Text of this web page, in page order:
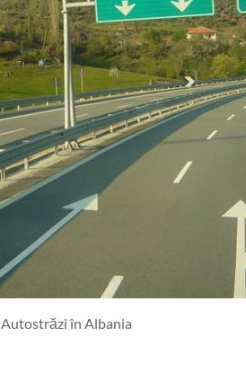
Autostrăzi în Albania